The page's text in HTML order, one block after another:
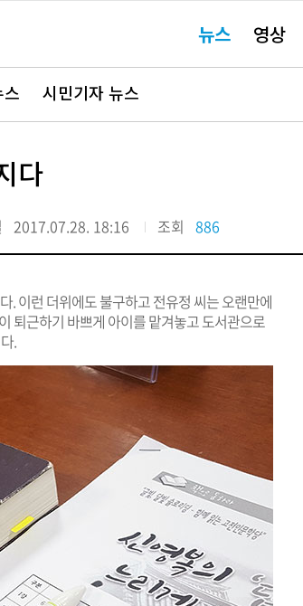
요뉴스 영상
시민기자 뉴스
다
2017.07.28. 18:16 조회 886
. 이런 더위에도 불구하고 전유정 씨는 오랜만에
퇴근하기 바쁘게 아이를 맡겨놓고 도서관으로
.